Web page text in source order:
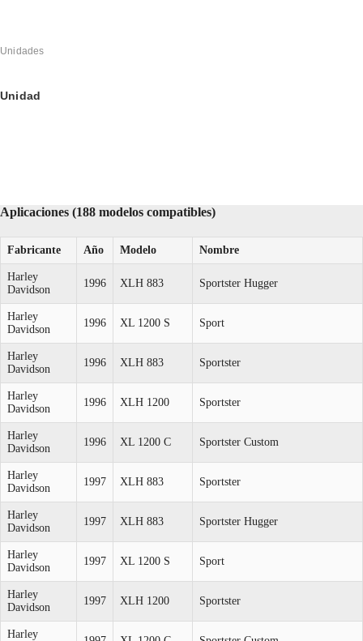
Unidades
Unidad
Aplicaciones (188 modelos compatibles)
Fabricante Año Modelo Nombre
Harley
Davidson
1996 XLH 883 Sportster Hugger
Harley
Davidson
1996 XL 1200 S Sport
Harley
Davidson
1996 XLH 883 Sportster
Harley
Davidson
1996 XLH 1200 Sportster
Harley
Davidson
1996 XL 1200 C Sportster Custom
Harley
Davidson
1997 XLH 883 Sportster
Harley
Davidson
1997 XLH 883 Sportster Hugger
Harley
Davidson
1997 XL 1200 S Sport
Harley
Davidson
1997 XLH 1200 Sportster
Harley